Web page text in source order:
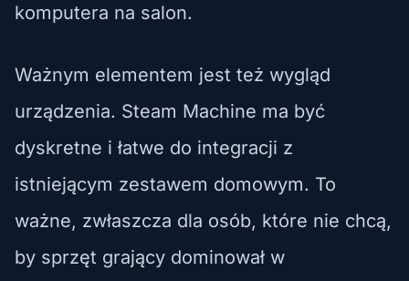
komputera na salon.
Ważnym elementem jest też wygląd
urządzenia. Steam Machine ma być
dyskretne i łatwe do integracji z
istniejącym zestawem domowym. To
ważne, zwłaszcza dla osób, które nie chcą,
by sprzęt grający dominował w